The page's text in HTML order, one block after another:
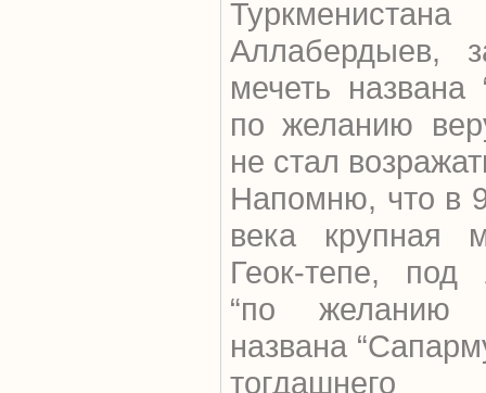
Аллабердыев,
мечеть названа
по желанию
не стал
Напомню, что в
века крупная
Геок-тепе,
“по желанию
названа